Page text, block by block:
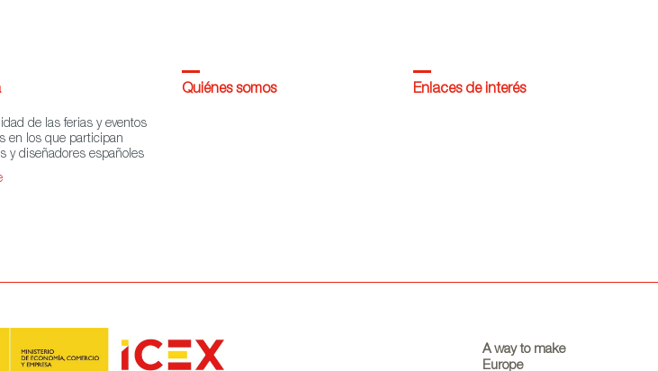
de las ferias y eventos
en los que participan
y diseñadores españoles
Quiénes somos Enlaces de interés
A way to make
Europe